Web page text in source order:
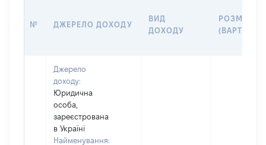
№ ДЖЕРЕЛО ДОХОДУ
ВИД
ДОХОДУ
РОЗМІР
(ВАРТІСТЬ)
Джерело
доходу:
Юридична
особа,
зареєстрована
в Україні
Найменування: